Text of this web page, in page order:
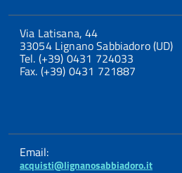
Via Latisana, 44
33054 Lignano Sabbiadoro (UD)
Tel. (+39) 0431 724033
Fax. (+39) 0431 721887
Email:
acquisti@lignanosabbiadoro.it